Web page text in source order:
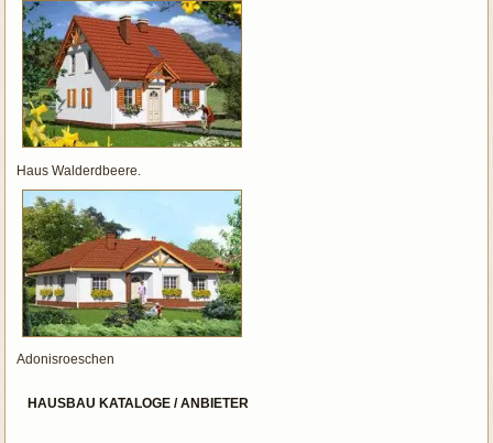
Haus Walderdbeere.
Adonisroeschen
HAUSBAU KATALOGE / ANBIETER